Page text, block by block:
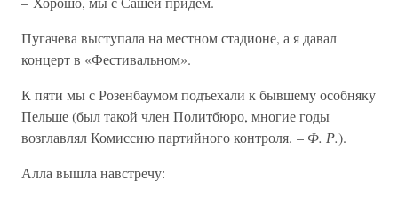
Пугачева выступала на местном стадионе, а я давал
концерт в «Фестивальном».
К пяти мы с Розенбаумом подъехали к бывшему особняку
Пельше (был такой член Политбюро, многие годы
возглавлял Комиссию партийного контроля. – Ф. Р.).
Алла вышла навстречу: